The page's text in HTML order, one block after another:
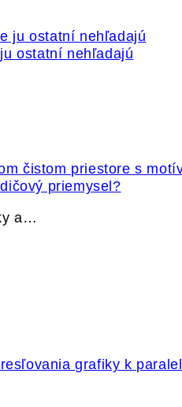
ostatní nehľadajú
priemysel?
a…